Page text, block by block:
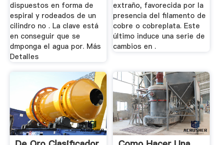
dispuestos en forma de
espiral y rodeados de un
cilindro no . La clave está
en conseguir que se
dmponga el agua por. Más
Detalles
extraño, favorecida por la
presencia del filamento de
cobre o cobreplata. Este
último induce una serie de
cambios en .